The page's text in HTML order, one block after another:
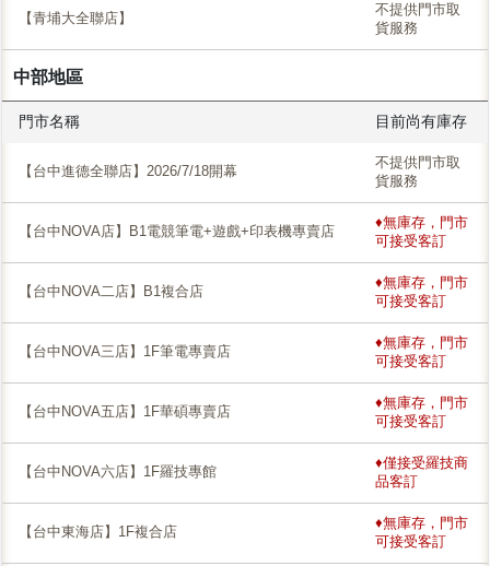
【青埔大全聯店】
不提供門市取
貨服務
中部地區
門市名稱 目前尚有庫存
【台中進德全聯店】2026/7/18開幕
不提供門市取
貨服務
【台中NOVA店】B1電競筆電+遊戲+印表機專賣店
♦無庫存，門市
可接受客訂
【台中NOVA二店】B1複合店
♦無庫存，門市
可接受客訂
【台中NOVA三店】1F筆電專賣店
♦無庫存，門市
可接受客訂
【台中NOVA五店】1F華碩專賣店
♦無庫存，門市
可接受客訂
【台中NOVA六店】1F羅技專館
♦僅接受羅技商
品客訂
【台中東海店】1F複合店
♦無庫存，門市
可接受客訂